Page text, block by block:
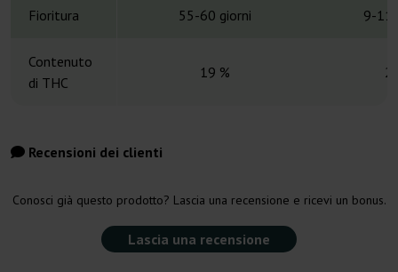
Fioritura 55-60 giorni 9-11
Contenuto
di THC
19 %
Recensioni dei clienti
Conosci già questo prodotto? Lascia una recensione e ricevi un bonus.
Lascia una recensione